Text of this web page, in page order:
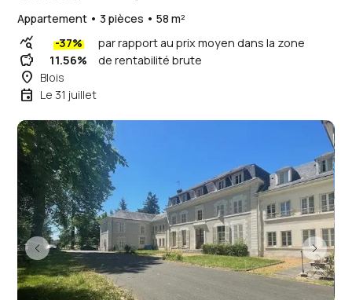
Appartement • 3 pièces • 58 m²
query_stats -37% par rapport au prix moyen dans la zone
savings 11.56% de rentabilité brute
place Blois
event Le 31 juillet